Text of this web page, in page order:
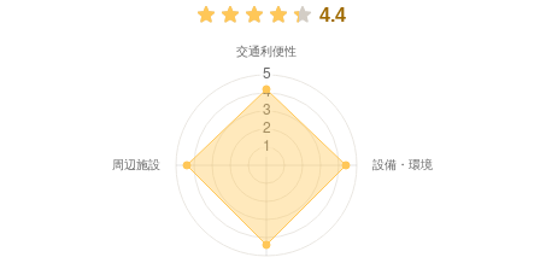
4.4